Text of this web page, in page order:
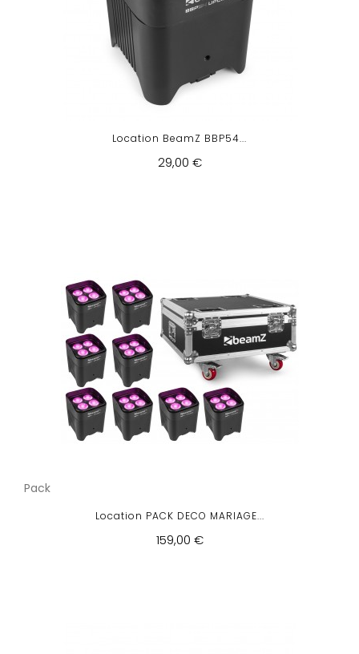
Location BeamZ BBP54...
29,00 €
Pack
Location PACK DECO MARIAGE...
159,00 €